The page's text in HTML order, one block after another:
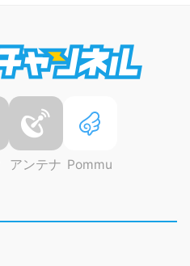
アンテナ Pommu